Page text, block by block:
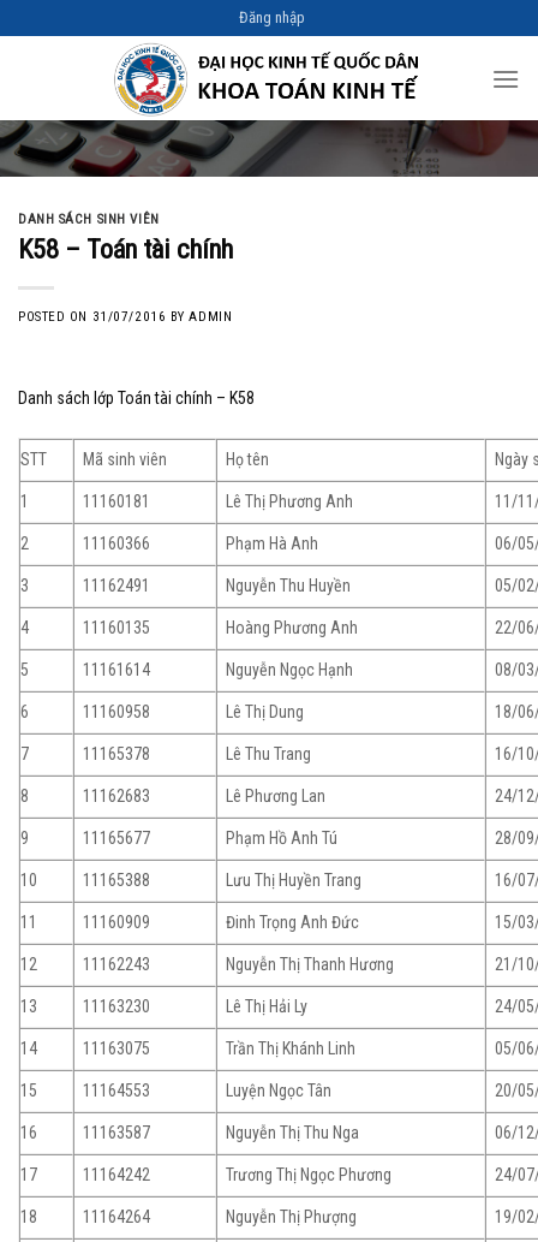
to
Đăng nhập
DANH SÁCH SINH VIÊN
K58 – Toán tài chính
POSTED ON 31/07/2016 BYADMIN
Danh sách lớp Toán tài chính – K58
STT Mã sinh viên Họ tên Ngày
1 11160181 Lê Thị Phương Anh 11/
2 11160366 Phạm Hà Anh 06/
3 11162491 Nguyễn Thu Huyền 05/
4 11160135 Hoàng Phương Anh 22/
5 11161614 Nguyễn Ngọc Hạnh 08/
6 11160958 Lê Thị Dung 18/
7 11165378 Lê Thu Trang 16/
8 11162683 Lê Phương Lan 24/
9 11165677 Phạm Hồ Anh Tú 28/
10 11165388 Lưu Thị Huyền Trang 16/
11 11160909 Đinh Trọng Anh Đức 15/
12 11162243 Nguyễn Thị Thanh Hương 21/
13 11163230 Lê Thị Hải Ly 24/
14 11163075 Trần Thị Khánh Linh 05/
15 11164553 Luyện Ngọc Tân 20/
16 11163587 Nguyễn Thị Thu Nga 06/
17 11164242 Trương Thị Ngọc Phương 24/
18 11164264 Nguyễn Thị Phượng 19/